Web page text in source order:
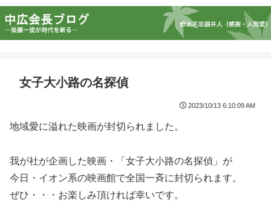
女子大小路の名探偵
2023/10/13 6:10:09 AM
地域愛に溢れた映画が封切られました。
我が社が企画した映画・「女子大小路の名探偵」が
今日・イオン系の映画館で全国一斉に封切られます。
ぜひ・・・お楽しみ頂ければ幸いです。